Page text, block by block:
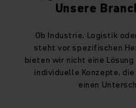
Unsere
Ob Industrie, Logistik
steht vor spezifischen
bieten wir nicht eine
individuelle Konzepte,
einen